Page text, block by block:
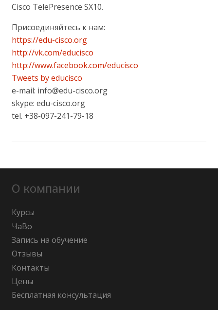
Cisco TelePresence SX10.
Присоединяйтесь к нам:
https://edu-cisco.org
http://vk.com/educisco
http://www.facebook.com/educisco
Tweets by educisco
e-mail: info@edu-cisco.org
skype: edu-cisco.org
tel. +38-097-241-79-18
О компании
Курсы
ЧаВо
Запись на обучение
Отзывы
Контакты
Цены
Бесплатная консультация